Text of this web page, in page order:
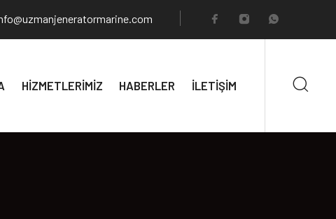
HİZMETLERİMİZ HABERLER İLETİŞİM